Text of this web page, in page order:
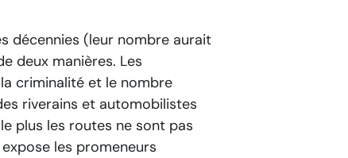
décennies (leur nombre aurait
deux manières. Les
criminalité et le nombre
riverains et automobilistes
plus les routes ne sont pas
les promeneurs